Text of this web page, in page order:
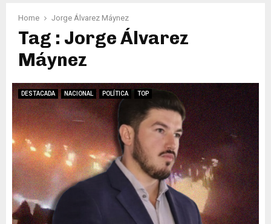
Home Jorge Álvarez Máynez
Tag : Jorge Álvarez
Máynez
DESTACADA NACIONAL POLÍTICA TOP